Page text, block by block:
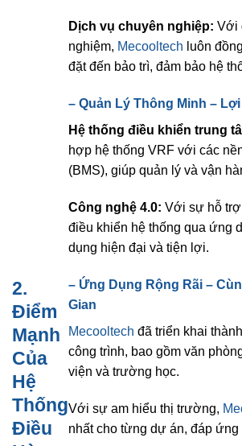
2.
Điểm
Mạnh
Của
Hệ
Thống
Điều
Dịch vụ chuyên nghiệp: Với
nghiệm, Mecooltech luôn
đặt đến bảo trì, đảm bảo hệ
– Quản Lý Thông Minh –
Hệ thống điều khiển trung
hợp hệ thống VRF với các
(BMS), giúp quản lý và vận
Công nghệ 4.0: Với sự hỗ
điều khiển hệ thống qua ứng
dụng hiện đại và tiện lợi.
– Ứng Dụng Rộng Rãi –
Gian
Mecooltech đã triển khai
công trình, bao gồm văn
viện và trường học.
Với sự am hiểu thị trường,
nhất cho từng dự án, đáp ứng